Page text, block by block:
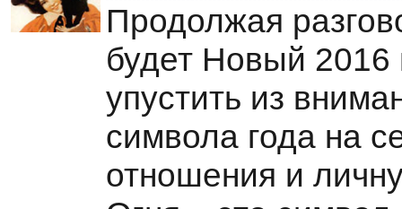
Продолжая
будет Новый 2016
упустить из
символа года на
отношения и